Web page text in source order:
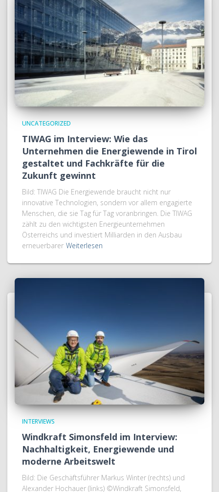
UNCATEGORIZED
TIWAG im Interview: Wie das
Unternehmen die Energiewende in Tirol
gestaltet und Fachkräfte für die
Zukunft gewinnt
Bild: TIWAG Die Energiewende braucht nicht nur
innovative Technologien, sondern vor allem engagierte
Menschen, die sie Tag für Tag voranbringen. Die TIWAG
zählt zu den wichtigsten Energieunternehmen
Österreichs und investiert Milliarden in den Ausbau
erneuerbarer Weiterlesen
INTERVIEWS
Windkraft Simonsfeld im Interview:
Nachhaltigkeit, Energiewende und
moderne Arbeitswelt
Bild: Die Geschäftsführer Markus Winter (rechts) und
Alexander Hochauer (links) ©Windkraft Simonsfeld,